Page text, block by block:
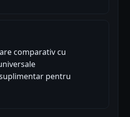
comparativ cu
pentru